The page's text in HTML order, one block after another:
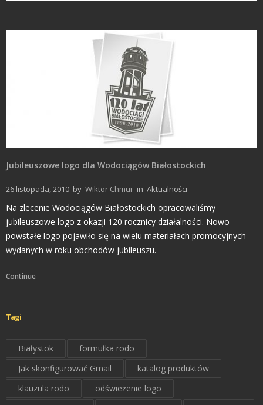
Jubileuszowe logo dla Wodociągów Białostockich
26 listopada, 2010 by Wiktor Chmur in Aktualności
Na zlecenie Wodociągów Białostockich opracowaliśmy
jubileuszowe logo z okazji 120 rocznicy działalności. Nowo
powstałe logo pojawiło się na wielu materiałach promocyjnych
wydanych w roku obchodów jubileuszu.
Continue
Tagi
Białystok
formułka rodo
Jak skonfigurować Gmail
katalog produktów
klauzula rodo
odświeżenie logo